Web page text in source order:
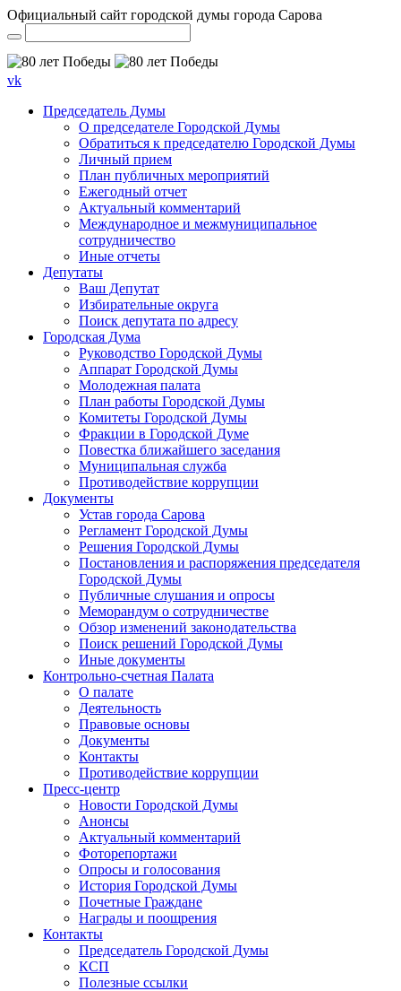
Официальный сайт городской думы города Сарова
vk
Председатель Думы
О председателе Городской Думы
Обратиться к председателю Городской Думы
Личный прием
План публичных мероприятий
Ежегодный отчет
Актуальный комментарий
Международное и межмуниципальное
сотрудничество
Иные отчеты
Депутаты
Ваш Депутат
Избирательные округа
Поиск депутата по адресу
Городская Дума
Руководство Городской Думы
Аппарат Городской Думы
Молодежная палата
План работы Городской Думы
Комитеты Городской Думы
Фракции в Городской Думе
Повестка ближайшего заседания
Муниципальная служба
Противодействие коррупции
Документы
Устав города Сарова
Регламент Городской Думы
Решения Городской Думы
Постановления и распоряжения председателя
Городской Думы
Публичные слушания и опросы
Меморандум о сотрудничестве
Обзор изменений законодательства
Поиск решений Городской Думы
Иные документы
Контрольно-счетная Палата
О палате
Деятельность
Правовые основы
Документы
Контакты
Противодействие коррупции
Пресс-центр
Новости Городской Думы
Анонсы
Актуальный комментарий
Фоторепортажи
Опросы и голосования
История Городской Думы
Почетные Граждане
Награды и поощрения
Контакты
Председатель Городской Думы
КСП
Полезные ссылки